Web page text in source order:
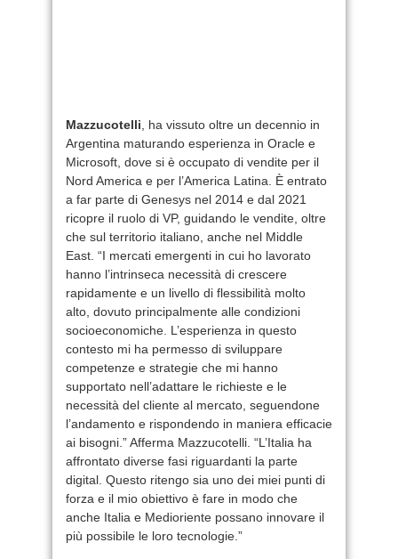
Mazzucotelli , ha vissuto oltre un decennio in
Argentina maturando esperienza in Oracle e
Microsoft, dove si è occupato di vendite per il
Nord America e per l’America Latina. È entrato
a far parte di Genesys nel 2014 e dal 2021
ricopre il ruolo di VP, guidando le vendite, oltre
che sul territorio italiano, anche nel Middle
East. “I mercati emergenti in cui ho lavorato
hanno l’intrinseca necessità di crescere
rapidamente e un livello di flessibilità molto
alto, dovuto principalmente alle condizioni
socioeconomiche. L’esperienza in questo
contesto mi ha permesso di sviluppare
competenze e strategie che mi hanno
supportato nell’adattare le richieste e le
necessità del cliente al mercato, seguendone
l’andamento e rispondendo in maniera efficacie
ai bisogni.” Afferma Mazzucotelli. “L’Italia ha
affrontato diverse fasi riguardanti la parte
digital. Questo ritengo sia uno dei miei punti di
forza e il mio obiettivo è fare in modo che
anche Italia e Medioriente possano innovare il
più possibile le loro tecnologie.”